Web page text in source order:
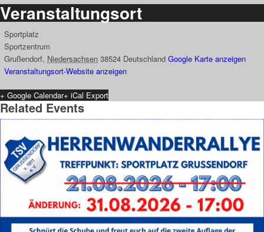
Veranstaltungsort
Sportplatz
Sportzentrum
Grußendorf, Niedersachsen 38524 Deutschland Google Karte anzeigen
Veranstaltungsort-Website anzeigen
+ Google Calendar+ iCal Export
Related Events